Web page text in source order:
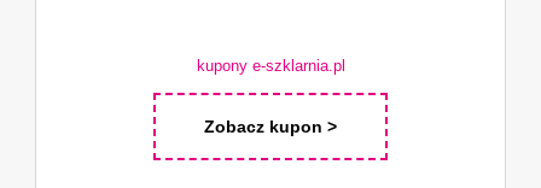
kupony e-szklarnia.pl
Zobacz kupon >